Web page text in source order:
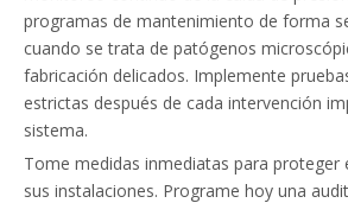
programas de mantenimiento de forma
cuando se trata de patógenos
fabricación delicados. Implemente
estrictas después de cada intervención
sistema.
Tome medidas inmediatas para proteger
sus instalaciones. Programe hoy una